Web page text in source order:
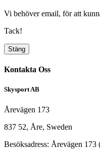
Vi behöver email, för att
Tack!
Stäng
Kontakta Oss
Skysport AB
Årevägen 173
837 52, Åre, Sweden
Besöksadress: Årevägen 173